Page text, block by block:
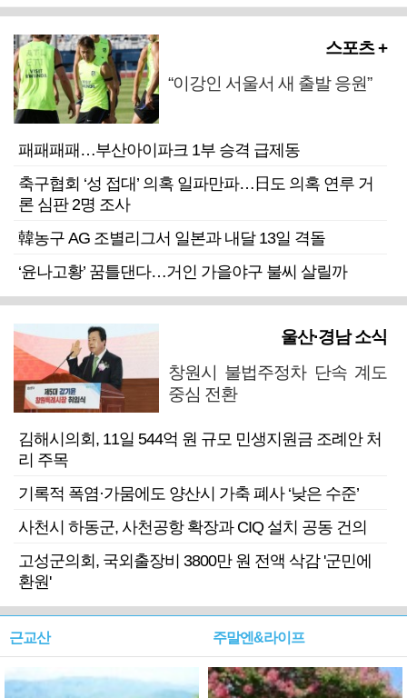
스포츠 +
“이강인 서울서 새 출발 응원”
패패패패…부산아이파크 1부 승격 급제동
축구협회 ‘성 접대’ 의혹 일파만파…日도 의혹 연루 거
론 심판 2명 조사
韓농구 AG 조별리그서 일본과 내달 13일 격돌
‘윤나고황’ 꿈틀댄다…거인 가을야구 불씨 살릴까
울산·경남 소식
창원시 불법주정차 단속 계도
중심 전환
김해시의회, 11일 544억 원 규모 민생지원금 조례안 처
리 주목
기록적 폭염·가뭄에도 양산시 가축 폐사 ‘낮은 수준’
사천시 하동군, 사천공항 확장과 CIQ 설치 공동 건의
고성군의회, 국외출장비 3800만 원 전액 삭감 '군민에
환원'
근교산 주말엔&라이프